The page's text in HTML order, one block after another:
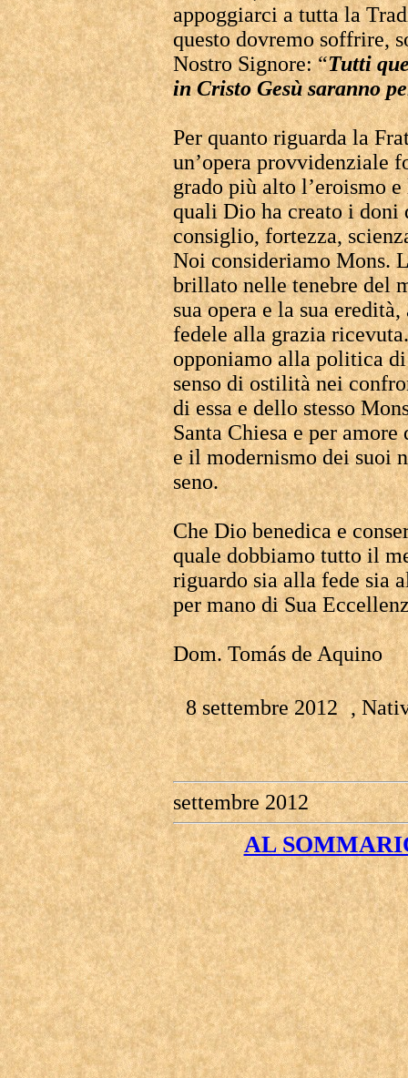
appoggiarci a tutta la
questo dovremo soffrire,
Nostro Signore: “Tutti
in Cristo Gesù saranno
Per quanto riguarda la
un’opera provvidenziale
grado più alto l’eroismo
quali Dio ha creato i doni
consiglio, fortezza,
Noi consideriamo Mons.
brillato nelle tenebre del
sua opera e la sua
fedele alla grazia
opponiamo alla politica
senso di ostilità nei
di essa e dello stesso
Santa Chiesa e per
e il modernismo dei suoi
seno.
Che Dio benedica e
quale dobbiamo tutto il
riguardo sia alla fede sia
per mano di Sua
Dom. Tomás de Aquino
8 settembre 2012 ,
settembre 2012
AL